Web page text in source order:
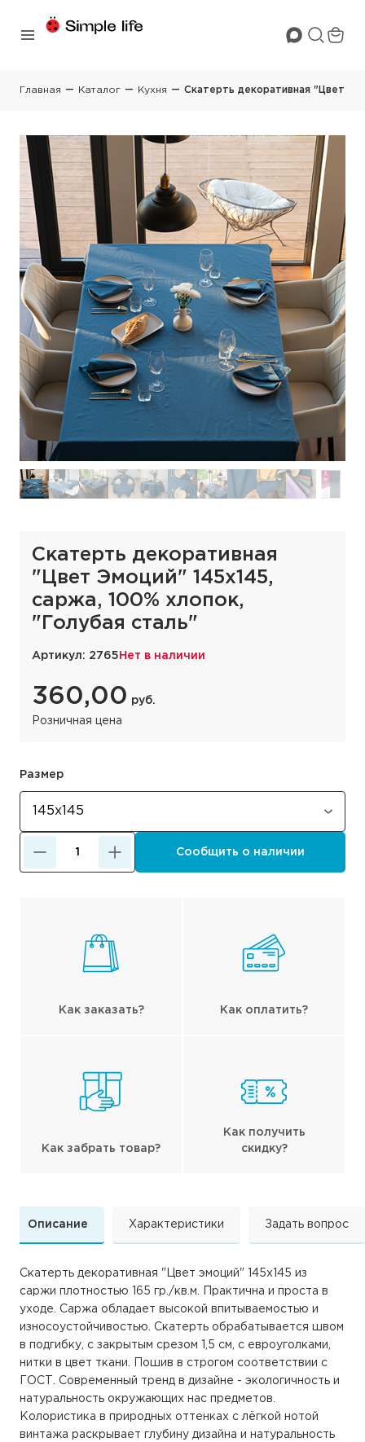
Главная Каталог Кухня Скатерть декоративная "Цвет
Скатерть декоративная
"Цвет Эмоций" 145х145,
саржа, 100% хлопок,
"Голубая сталь"
Артикул: 2765 Нет в наличии
360,00 руб.
Розничная цена
Размер
Сообщить о наличии
Как заказать? Как оплатить?
Как забрать товар?
Как получить
скидку?
Описание Характеристики Задать вопрос
Скатерть декоративная "Цвет эмоций" 145х145 из
саржи плотностью 165 гр./кв.м. Практична и проста в
уходе. Саржа обладает высокой впитываемостью и
износоустойчивостью. Скатерть обрабатывается швом
в подгибку, с закрытым срезом 1,5 см, с евроуголками,
нитки в цвет ткани. Пошив в строгом соответствии с
ГОСТ. Современный тренд в дизайне - экологичность и
натуральность окружающих нас предметов.
Колористика в природных оттенках с лёгкой нотой
винтажа раскрывает глубину дизайна и натуральность